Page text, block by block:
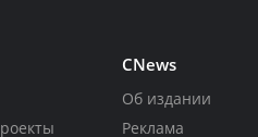
CNews
Об издании
Реклама